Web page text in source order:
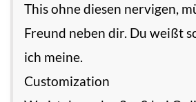
This ohne diesen nervigen,
Freund neben dir. Du weißt
ich meine.
Customization